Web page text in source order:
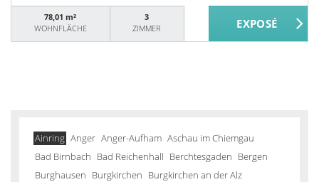
78,01 m²
WOHNFLÄCHE
3
ZIMMER
Ainring Anger Anger-Aufham Aschau im Chiemgau
Bad Birnbach Bad Reichenhall Berchtesgaden Bergen
Burghausen Burgkirchen Burgkirchen an der Alz